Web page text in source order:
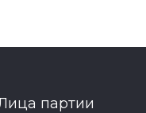
партии